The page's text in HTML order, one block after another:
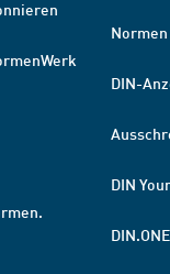
DIN-
DIN
DIN.ONE